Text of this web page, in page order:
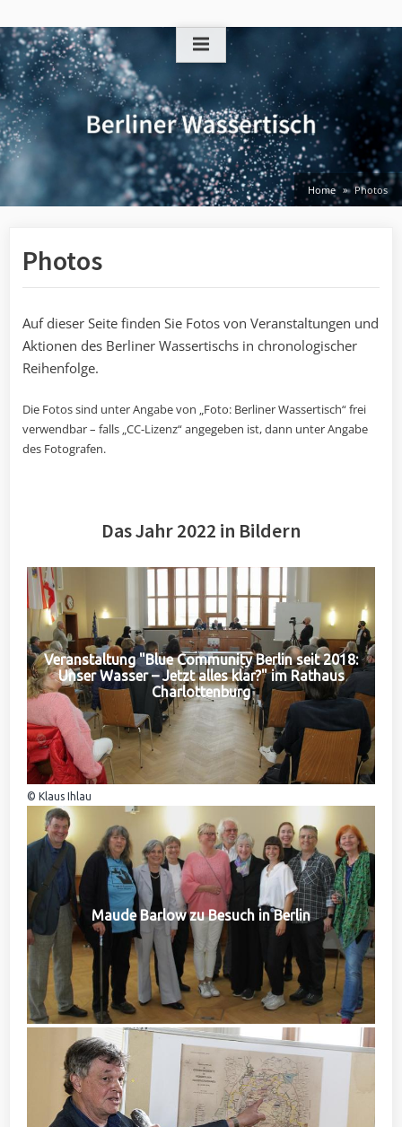
to
content
Home Photos
Photos
Auf dieser Seite finden Sie Fotos von Veranstaltungen und
Aktionen des Berliner Wassertischs in chronologischer
Reihenfolge.
Die Fotos sind unter Angabe von „Foto: Berliner Wassertisch“ frei
verwendbar – falls „CC-Lizenz“ angegeben ist, dann unter Angabe
des Fotografen.
Das Jahr 2022 in Bildern
Veranstaltung "Blue Community Berlin seit 2018:
Unser Wasser – Jetzt alles klar?" im Rathaus
Charlottenburg
© Klaus Ihlau
Maude Barlow zu Besuch in Berlin